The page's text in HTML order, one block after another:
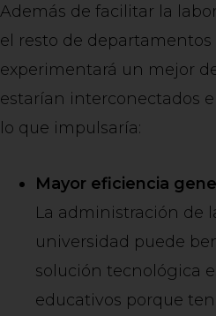
Además de facilitar la
el resto de
experimentará un mejor
estarían interconectados
lo que impulsaría:
Mayor eficiencia
La administración de
universidad puede
solución tecnológica
educativos porque